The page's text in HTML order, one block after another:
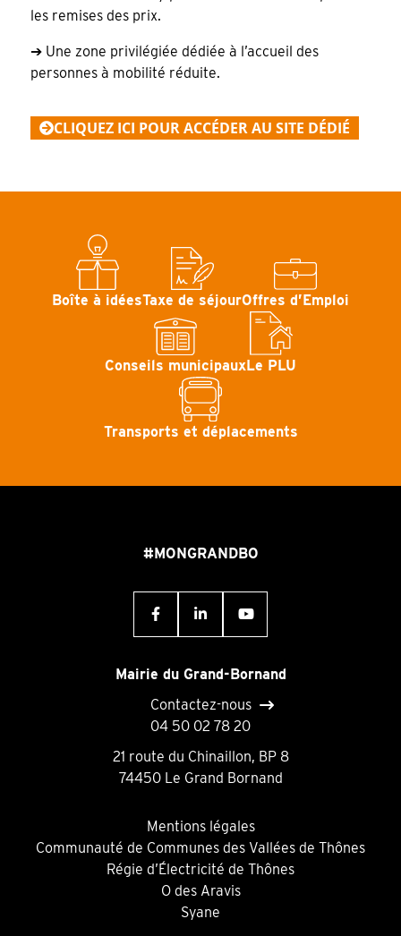
les remises des prix.
➔ Une zone privilégiée dédiée à l’accueil des
personnes à mobilité réduite.
CLIQUEZ ICI POUR ACCÉDER AU SITE DÉDIÉ
Boîte à idéesTaxe de séjourOffres d’Emploi
Conseils municipauxLe PLU
Transports et déplacements
#MONGRANDBO
Mairie du Grand-Bornand
Contactez-nous
04 50 02 78 20
21 route du Chinaillon, BP 8
74450 Le Grand Bornand
Mentions légales
Communauté de Communes des Vallées de Thônes
Régie d’Électricité de Thônes
O des Aravis
Syane